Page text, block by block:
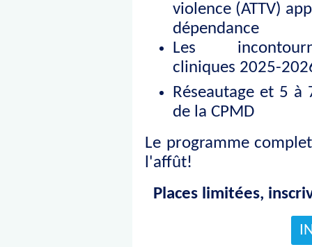
violence (ATTV)
dépendance
Les
cliniques 2025-
Réseautage et 5
de la CPMD
Le programme
l'affût!
Places limitées,